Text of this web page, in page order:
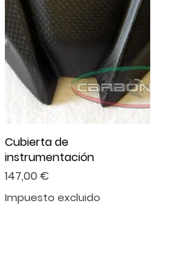
Cubierta de
instrumentación
Precio
147,00 €
Impuesto excluido